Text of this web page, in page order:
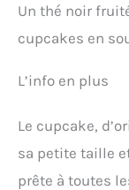
Un thé noir
cupcakes en
L’info en plus
Le cupcake,
sa petite taille
prête à toutes